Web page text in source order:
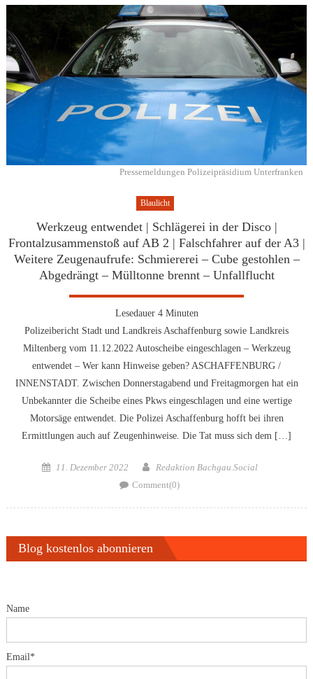
Pressemeldungen Polizeipräsidium Unterfranken
Blaulicht
Werkzeug entwendet | Schlägerei in der Disco |
Frontalzusammenstoß auf AB 2 | Falschfahrer auf der A3 |
Weitere Zeugenaufrufe: Schmiererei – Cube gestohlen –
Abgedrängt – Mülltonne brennt – Unfallflucht
Lesedauer 4 Minuten
Polizeibericht Stadt und Landkreis Aschaffenburg sowie Landkreis
Miltenberg vom 11.12.2022 Autoscheibe eingeschlagen – Werkzeug
entwendet – Wer kann Hinweise geben? ASCHAFFENBURG /
INNENSTADT. Zwischen Donnerstagabend und Freitagmorgen hat ein
Unbekannter die Scheibe eines Pkws eingeschlagen und eine wertige
Motorsäge entwendet. Die Polizei Aschaffenburg hofft bei ihren
Ermittlungen auch auf Zeugenhinweise. Die Tat muss sich dem […]
Posted
11. Dezember 2022 Author
Redaktion Bachgau.Social
Comment(0)
Blog kostenlos abonnieren
Name
Email*